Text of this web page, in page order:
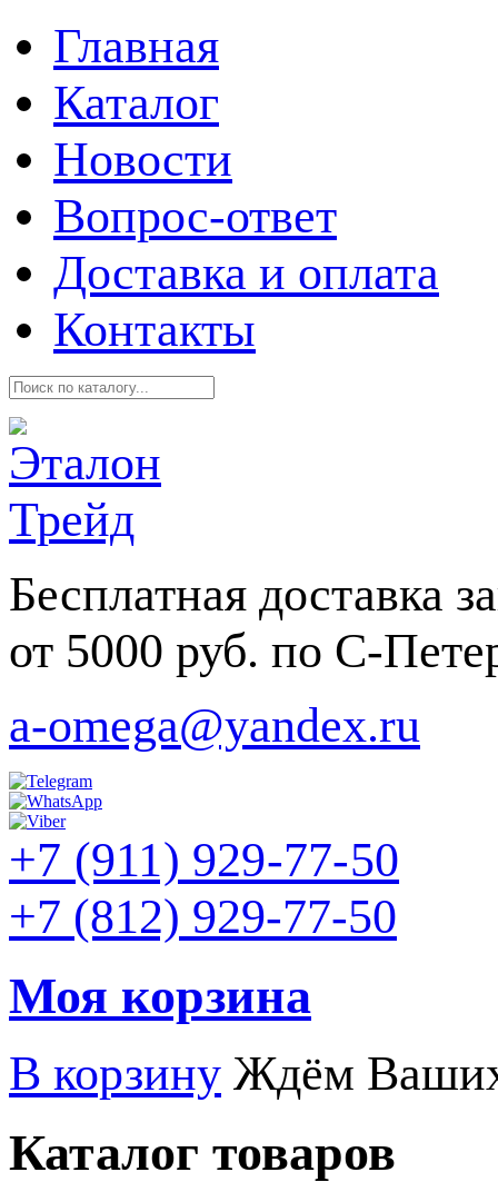
Главная
Каталог
Новости
Вопрос-ответ
Доставка и оплата
Контакты
Бесплатная доставка
от 5000 руб. по С-
a-omega@yandex.ru
+7 (911) 929-77-50
+7 (812) 929-77-50
Моя корзина
В корзину Ждём Ваших
Каталог товаров